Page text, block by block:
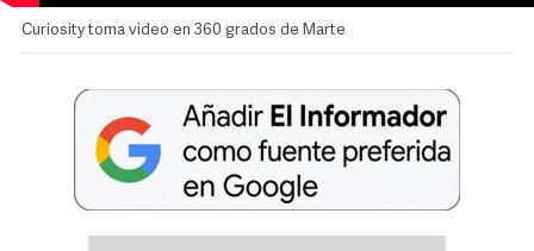
Curiosity toma video en 360 grados de Marte